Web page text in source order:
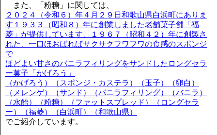
また、「粉糖」に関しては、
２０２４（令和６）年４月２９日和歌山県白浜町にありま
す１９３３（昭和８）年に創業しました老舗菓子舗「福
菱」が提供しています、１９６７（昭和４２）年に創製さ
れた、一口ほおばればサクサクフワフワの食感のスポンジ
で
ほどよい甘さのバニラフィリングをサンドしたロングセラ
ー菓子「かげろう」
（かげろう）（スポンジ・カステラ）（玉子）（卵白）
（メレンゲ）（サンド）（バニラフィリング）（バニラ）
（水飴）（粉糖）（ファットスプレッド）（ロングセラ
ー）（福菱）（白浜町）（和歌山県）
でご紹介しています。